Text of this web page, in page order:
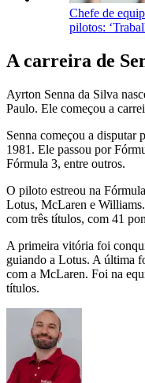
Chefe de
pilotos:
A carreira de
Ayrton Senna da Silva
Paulo. Ele começou a
Senna começou a disputar
1981. Ele passou por
Fórmula 3, entre outros.
O piloto estreou na
Lotus, McLaren e
com três títulos, com 41
A primeira vitória foi
guiando a Lotus. A última
com a McLaren. Foi na
títulos.